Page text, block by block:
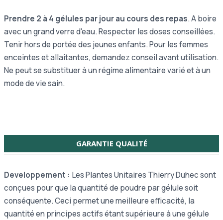
Prendre 2 à 4 gélules par jour au cours des repas. A boire
avec un grand verre d'eau. Respecter les doses conseillées.
Tenir hors de portée des jeunes enfants. Pour les femmes
enceintes et allaitantes, demandez conseil avant utilisation.
Ne peut se substituer à un régime alimentaire varié et à un
mode de vie sain.
GARANTIE QUALITÉ
Developpement : Les Plantes Unitaires Thierry Duhec sont
conçues pour que la quantité de poudre par gélule soit
conséquente. Ceci permet une meilleure efficacité, la
quantité en principes actifs étant supérieure à une gélule